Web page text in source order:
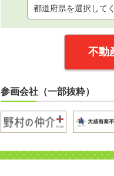
不動
参画会社（一部抜粋）